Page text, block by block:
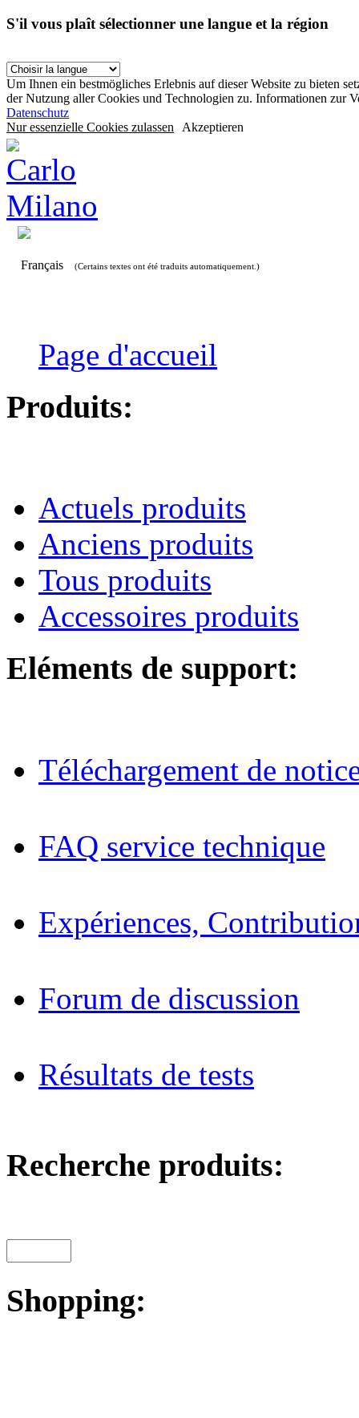
S'il vous plaît sélectionner une langue et la région
Um Ihnen ein bestmögliches Erlebnis auf dieser Website zu bieten
der Nutzung aller Cookies und Technologien zu. Informationen zur
Datenschutz
Nur essenzielle Cookies zulassen Akzeptieren
Français (Certains textes ont été traduits automatiquement.)
Page d'accueil
Produits:
Actuels produits
Anciens produits
Tous produits
Accessoires produits
Eléments de support:
Téléchargement de
FAQ service technique
Expériences,
Forum de discussion
Résultats de tests
Recherche produits:
Shopping: